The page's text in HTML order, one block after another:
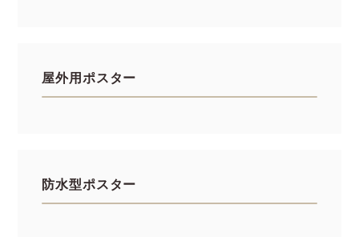
屋外用ポスター
防水型ポスター